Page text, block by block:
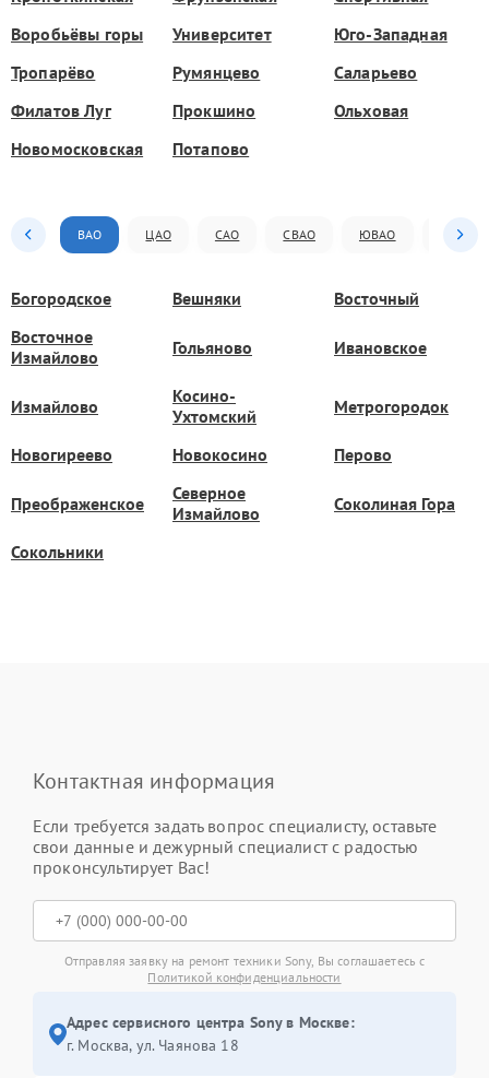
Воробьёвы горы
Университет
Юго-Западная
Тропарёво
Румянцево
Саларьево
Филатов Луг
Прокшино
Ольховая
Новомосковская
Потапово
ВАО ЦАО САО СВАО ЮВАО ЮАО
Богородское Вешняки
Восточный
Восточное
Измайлово
Гольяново Ивановское
Измайлово
Косино-
Ухтомский
Метрогородок
Новогиреево Новокосино Перово
Преображенское
Северное
Измайлово
Соколиная Гора
Сокольники
Контактная информация
Если требуется задать вопрос специалисту, оставьте
свои данные и дежурный специалист с радостью
проконсультирует Вас!
Отправляя заявку на ремонт техники Sony, Вы соглашаетесь с
Политикой конфиденциальности
Адрес сервисного центра Sony в Москве:
г. Москва, ул. Чаянова 18